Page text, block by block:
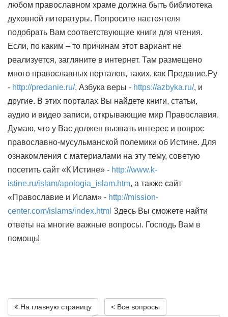
любом православном храме должна быть библиотека
духовной литературы. Попросите настоятеля
подобрать Вам соответствующие книги для чтения.
Если, по каким – то причинам этот вариант не
реализуется, загляните в интернет. Там размещено
много православных порталов, таких, как Предание.Ру
- http://predanie.ru/, Азбука веры - https://azbyka.ru/, и
другие. В этих порталах Вы найдете книги, статьи,
аудио и видео записи, открывающие мир Православия.
Думаю, что у Вас должен вызвать интерес и вопрос
православно-мусульманской полемики об Истине. Для
ознакомления с материалами на эту тему, советую
посетить сайт «К Истине» - http://www.k-
istine.ru/islam/apologia_islam.htm, а также сайт
«Православие и Ислам» - http://mission-
center.com/islams/index.html Здесь Вы сможете найти
ответы на многие важные вопросы. Господь Вам в
помощь!
На главную страницу < Все вопросы